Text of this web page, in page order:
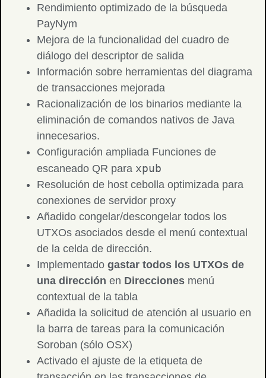
Rendimiento optimizado de la búsqueda
PayNym
Mejora de la funcionalidad del cuadro de
diálogo del descriptor de salida
Información sobre herramientas del diagrama
de transacciones mejorada
Racionalización de los binarios mediante la
eliminación de comandos nativos de Java
innecesarios.
Configuración ampliada Funciones de
escaneado QR para xpub
Resolución de host cebolla optimizada para
conexiones de servidor proxy
Añadido congelar/descongelar todos los
UTXOs asociados desde el menú contextual
de la celda de dirección.
Implementado gastar todos los UTXOs de
una dirección en Direcciones menú
contextual de la tabla
Añadida la solicitud de atención al usuario en
la barra de tareas para la comunicación
Soroban (sólo OSX)
Activado el ajuste de la etiqueta de